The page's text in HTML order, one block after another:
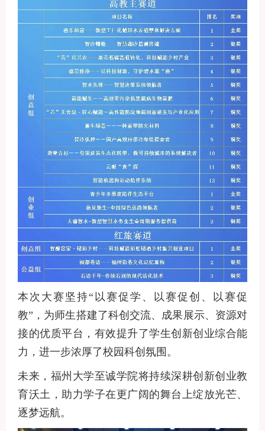
本次大赛坚持“以赛促学、以赛促创、以赛促
教”，为师生搭建了科创交流、成果展示、资源对
接的优质平台，有效提升了学生创新创业综合能
力，进一步浓厚了校园科创氛围。
未来，福州大学至诚学院将持续深耕创新创业教
育沃土，助力学子在更广阔的舞台上绽放光芒、
逐梦远航。